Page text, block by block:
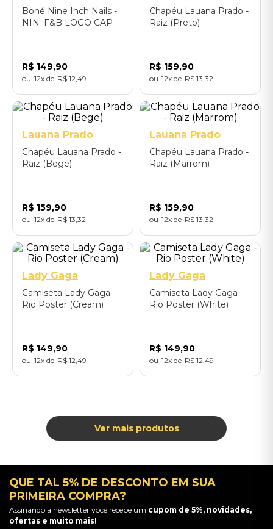
Boné Nine Inch Nails -
NIN_F&B LOGO CAP
R$ 149,90
12 R$ 12 49
Chapéu Lauana Prado -
Raiz (Preto)
R$ 159,90
12 R$ 13 32
Único
Lauana Prado
Chapéu Lauana Prado -
Raiz (Bege)
R$ 159,90
12 R$ 13 32
Único
Lauana Prado
Chapéu Lauana Prado -
Raiz (Marrom)
R$ 159,90
12 R$ 13 32
P GG GGG
Lady Gaga
Camiseta Lady Gaga -
Rio Poster (Cream)
R$ 149,90
12 R$ 12 49
P GG GGG
Lady Gaga
Camiseta Lady Gaga -
Rio Poster (White)
R$ 149,90
12 R$ 12 49
QUE TAL 5% DE DESCONTO EM SUA
PRIMEIRA COMPRA?
Assinando a newsletter você recebe um cupom de 5%, novidades,
ofertas e muito mais!